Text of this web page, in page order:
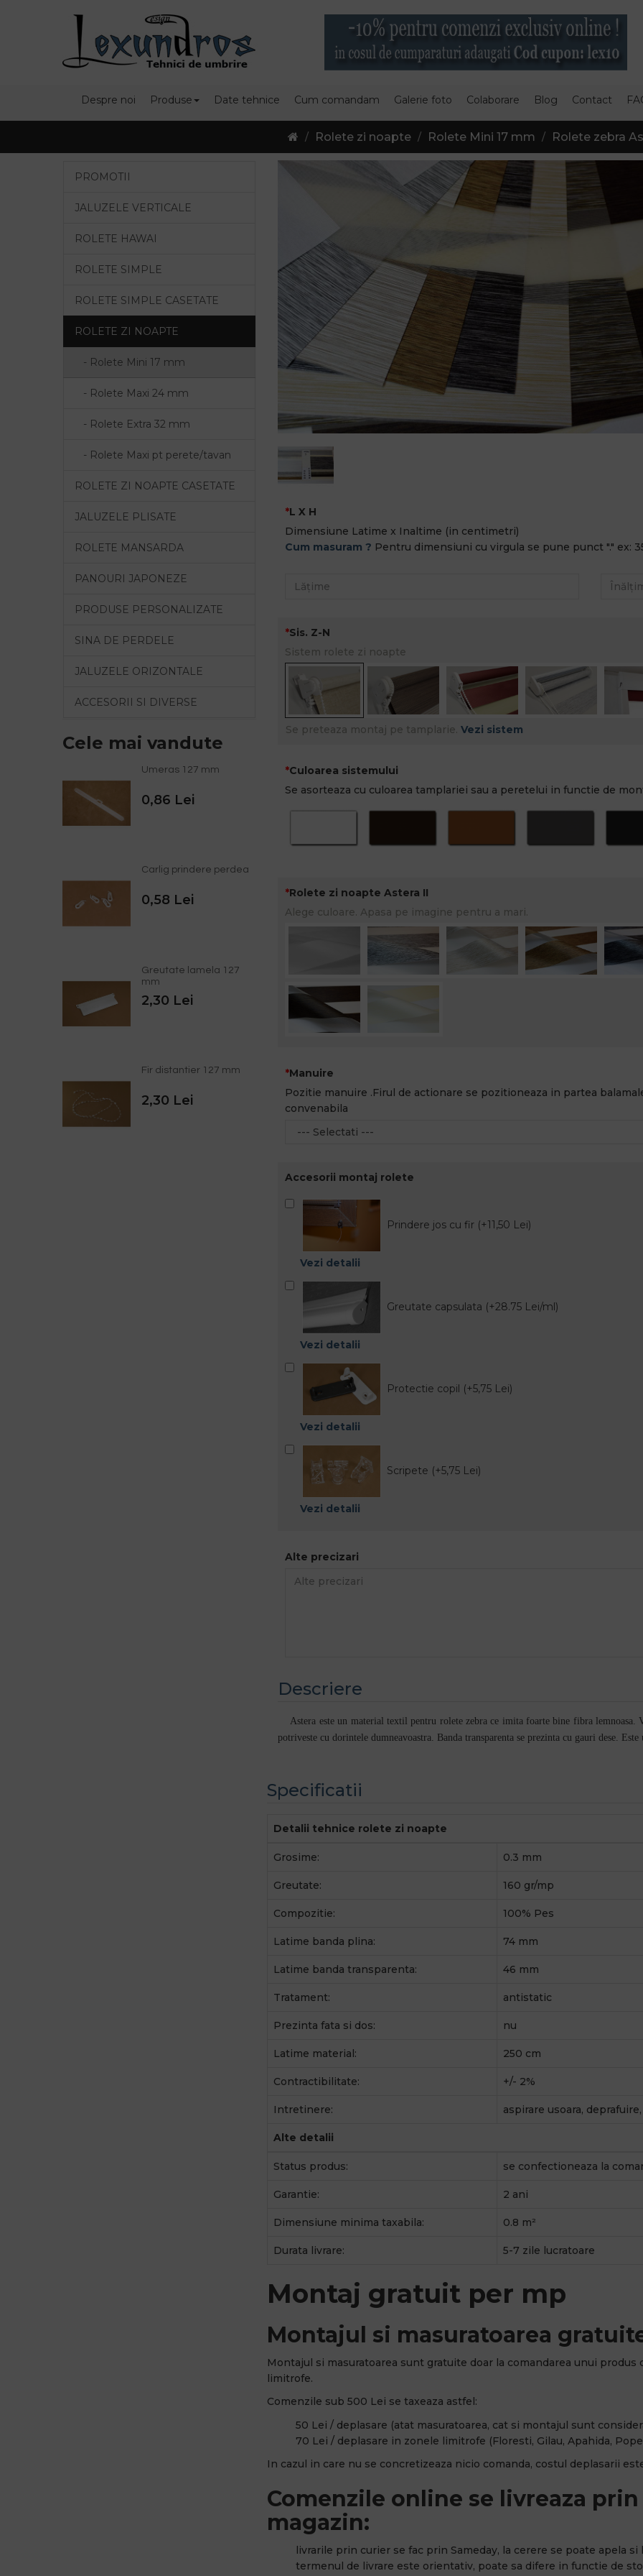
Despre noi Produse Date tehnice Cum comandam Galerie foto Colaborare Blog Contact
Rolete zi noapte Rolete Mini 17 mm Rolete zebra
PROMOTII
JALUZELE VERTICALE
ROLETE HAWAI
ROLETE SIMPLE
ROLETE SIMPLE CASETATE
ROLETE ZI NOAPTE
- Rolete Mini 17 mm
- Rolete Maxi 24 mm
- Rolete Extra 32 mm
- Rolete Maxi pt perete/tavan
ROLETE ZI NOAPTE CASETATE
JALUZELE PLISATE
ROLETE MANSARDA
PANOURI JAPONEZE
PRODUSE PERSONALIZATE
SINA DE PERDELE
JALUZELE ORIZONTALE
ACCESORII SI DIVERSE
Cele mai vandute
Umeras 127 mm
0,86 Lei
Carlig prindere perdea
0,58 Lei
Greutate lamela 127
mm
2,30 Lei
Fir distantier 127 mm
2,30 Lei
L X H
Dimensiune Latime x Inaltime (in centimetri)
Cum masuram ? Pentru dimensiuni cu virgula se pune punct "." ex:
Sis. Z-N
Sistem rolete zi noapte
Se preteaza montaj pe tamplarie. Vezi sistem
Culoarea sistemului
Se asorteaza cu culoarea tamplariei sau a peretelui in functie de
Rolete zi noapte Astera II
Alege culoare. Apasa pe imagine pentru a mari.
Manuire
Pozitie manuire .Firul de actionare se pozitioneaza in partea
convenabila
Accesorii montaj rolete
Prindere jos cu fir (+11,50 Lei)
Vezi detalii
Greutate capsulata (+28.75 Lei/ml)
Vezi detalii
Protectie copil (+5,75 Lei)
Vezi detalii
Scripete (+5,75 Lei)
Vezi detalii
Alte precizari
Descriere
Astera este un material textil pentru rolete zebrace imita foarte bine fibra lemnoasa.
potriveste cu dorintele dumneavoastra. Banda transparenta se prezinta cu gauri dese.
Specificatii
Detalii tehnice rolete zi noapte
Grosime: 0.3 mm
Greutate: 160 gr/mp
Compozitie: 100% Pes
Latime banda plina: 74 mm
Latime banda transparenta: 46 mm
Tratament: antistatic
Prezinta fata si dos: nu
Latime material: 250 cm
Contractibilitate: +/- 2%
Intretinere: aspirare usoara,
Alte detalii
Status produs: se confectioneaza la
Garantie: 2 ani
Dimensiune minima taxabila: 0.8 m²
Durata livrare: 5-7 zile lucratoare
Montaj gratuit per mp
Montajul si masuratoarea
Montajul si masuratoarea sunt gratuite doar la comandarea unui
limitrofe.
Comenzile sub 500 Lei se taxeaza astfel:
50 Lei / deplasare (atat masuratoarea, cat si montajul sunt
70 Lei / deplasare in zonele limitrofe (Floresti, Gilau, Apahida,
In cazul in care nu se concretizeaza nicio comanda, costul deplasarii
Comenzile online se livreaza
magazin:
livrarile prin curier se fac prin Sameday, la cerere se poate apela si
termenul de livrare este orientativ, poate sa difere in functie de